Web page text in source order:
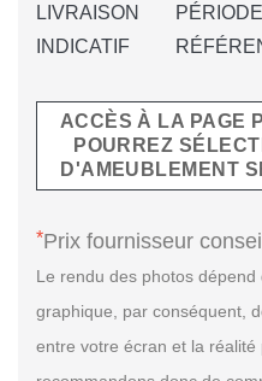
LIVRAISON
INDICATIF
ACCÈS À LA PAGE
POURREZ
D'AMEUBLEMENT
*Prix fournisseur
Le rendu des photos
graphique, par conséquent,
entre votre écran et la